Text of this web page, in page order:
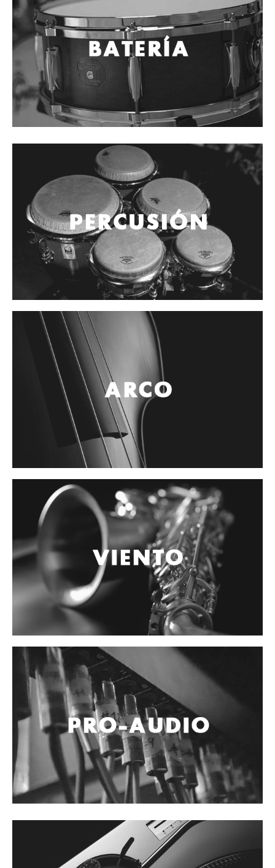
Cables
Audio Profesional
Columnas pasivas
Columnas activas
Amplificadores
Consolas mezcladoras
Procesadores y efectos
Interfaz para grabación
Audífonos y monitoreo personal
Estantes y soportes
Instalaciones y publicidad
Accesorios
Controladores
Tornamesa
Mezcladora
Interfaz
Luces y Escenario
Strobos
Maquinas de humo y escenario
Accesorios
Cables y Conectores
Instrumento
Sonido
Parlante
Video y USB
Espigas y conectores
Accesorios
Otros Instrumentos de Cuerdas
Ukulele
Mandolina
Banjo